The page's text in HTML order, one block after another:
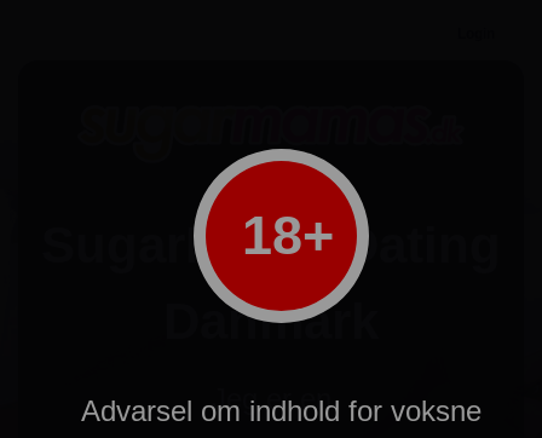
SugarMama Dating
Danmark
Jeg er en
18+
Advarsel om indhold for voksne